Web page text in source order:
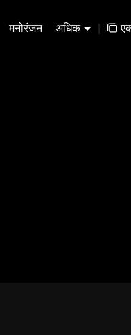
मनोरंजन अधिक |